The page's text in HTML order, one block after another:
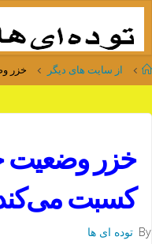
Skip
content
Homeاز سایت های دیگر خزر
خزر وضعیت
کسبت
By توده ای ها